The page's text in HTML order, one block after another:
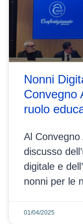
Nonni
Convegno
ruolo
Al
discusso
digitale e
nonni per le
01/04/2025